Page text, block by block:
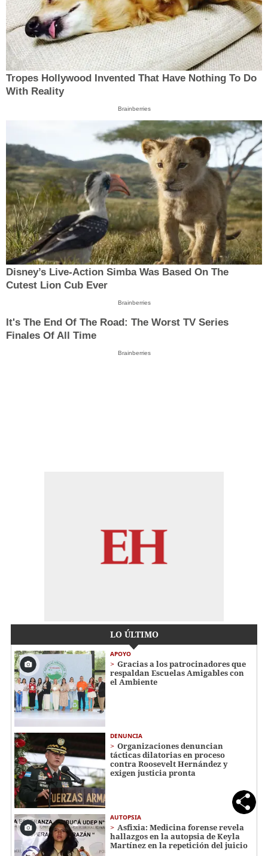
Tropes Hollywood Invented That Have Nothing To Do
With Reality
Brainberries
Disney’s Live-Action Simba Was Based On The
Cutest Lion Cub Ever
Brainberries
It's The End Of The Road: The Worst TV Series
Finales Of All Time
Brainberries
LO ÚLTIMO
APOYO
Gracias a los patrocinadores que
respaldan Escuelas Amigables con
el Ambiente
DENUNCIA
Organizaciones denuncian
tácticas dilatorias en proceso
contra Roosevelt Hernández y
exigen justicia pronta
AUTOPSIA
Asfixia: Medicina forense revela
hallazgos en la autopsia de Keyla
Martínez en la repetición del juicio